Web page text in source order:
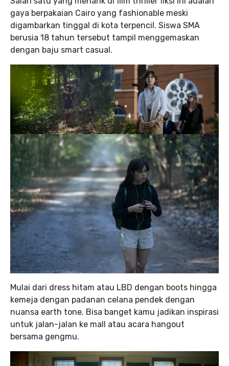
gaya berpakaian Cairo yang fashionable meski
digambarkan tinggal di kota terpencil. Siswa SMA
berusia 18 tahun tersebut tampil menggemaskan
dengan baju smart casual.
Mulai dari dress hitam atau LBD dengan boots hingga
kemeja dengan padanan celana pendek dengan
nuansa earth tone. Bisa banget kamu jadikan inspirasi
untuk jalan-jalan ke mall atau acara hangout
bersama gengmu.